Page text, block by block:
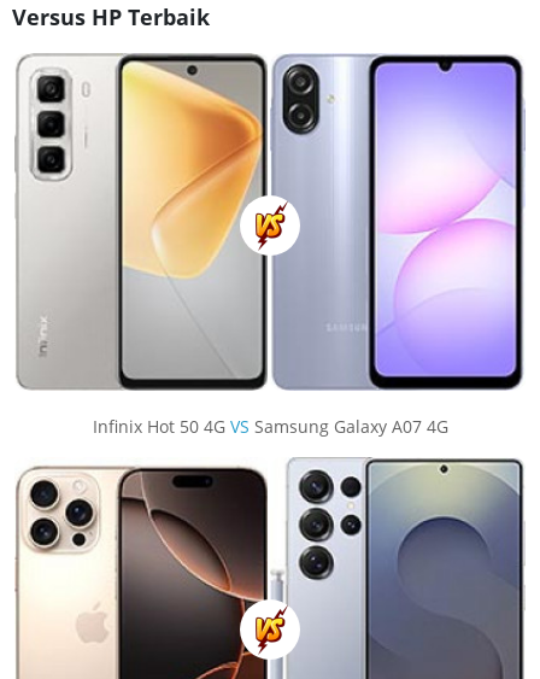
Versus HP Terbaik
Infinix Hot 50 4G VS Samsung Galaxy A07 4G